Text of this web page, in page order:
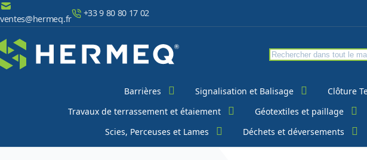
Aller au contenu
ventes@hermeq.fr
+33 9 80 80 17 02
Barrières Signalisation et Balisage Clôture
Travaux de terrassement et étaiement
Géotextiles et paillage
Scies, Perceuses et Lames
Déchets et déversements